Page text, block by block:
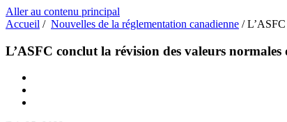
Aller au contenu principal
Accueil / Nouvelles de la réglementation canadienne /L’ASFC
L’ASFC conclut la révision des valeurs